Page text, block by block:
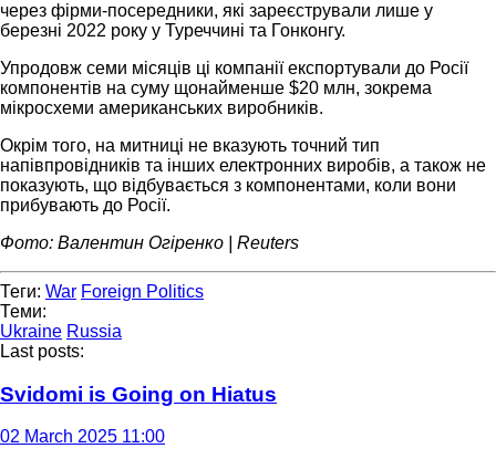
через фірми-посередники, які зареєстрували лише у
березні 2022 року у Туреччині та Гонконгу.
Упродовж семи місяців ці компанії експортували до Росії
компонентів на суму щонайменше $20 млн, зокрема
мікросхеми американських виробників.
Окрім того, на митниці не вказують точний тип
напівпровідників та інших електронних виробів, а також не
показують, що відбувається з компонентами, коли вони
прибувають до Росії.
Фото: Валентин Огіренко | Reuters
Теги: War Foreign Politics
Теми:
Ukraine Russia
Last posts:
Svidomi is Going on Hiatus
02 March 2025 11:00